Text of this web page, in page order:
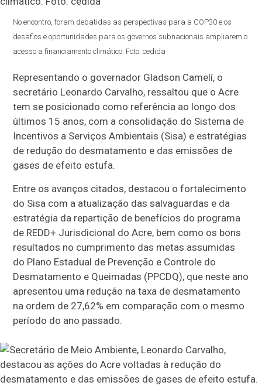
No encontro, foram debatidas as perspectivas para a COP30 e os
desafios e oportunidades para os governos subnacionais ampliarem o
acesso a financiamento climático. Foto: cedida
Representando o governador Gladson Camelí, o
secretário Leonardo Carvalho, ressaltou que o Acre
tem se posicionado como referência ao longo dos
últimos 15 anos, com a consolidação do Sistema de
Incentivos a Serviços Ambientais (Sisa) e estratégias
de redução do desmatamento e das emissões de
gases de efeito estufa.
Entre os avanços citados, destacou o fortalecimento
do Sisa com a atualização das salvaguardas e da
estratégia da repartição de benefícios do programa
de REDD+ Jurisdicional do Acre, bem como os bons
resultados no cumprimento das metas assumidas
do Plano Estadual de Prevenção e Controle do
Desmatamento e Queimadas (PPCDQ), que neste ano
apresentou uma redução na taxa de desmatamento
na ordem de 27,62% em comparação com o mesmo
período do ano passado.